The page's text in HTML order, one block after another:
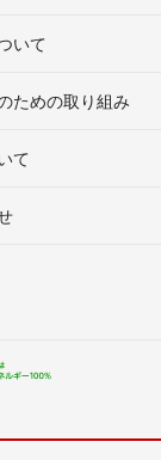
いて
ための取り組み
て